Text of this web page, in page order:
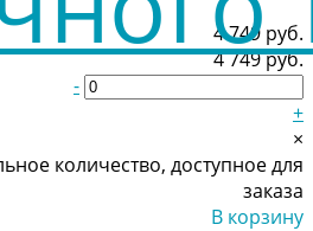
4 749 руб.
4 749 руб.
-
+
×
количество, доступное для
заказа
В корзину